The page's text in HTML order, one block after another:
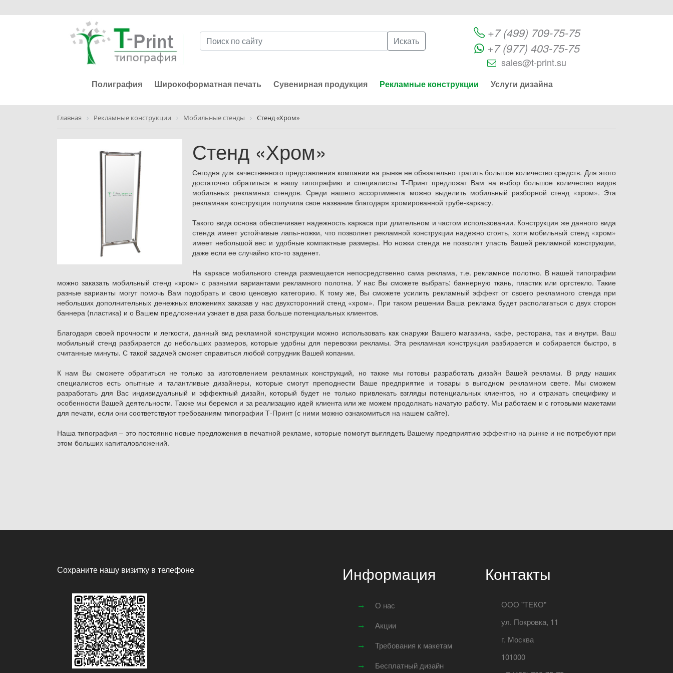
Искать
+7 (499) 709-75-75
+7 (977) 403-75-75
sales@t-print.su
Полиграфия Широкоформатная печать Сувенирная продукция Рекламные конструкции Услуги дизайна
Главная Рекламные конструкции Мобильные стенды Стенд «Хром»
Стенд «Хром»
Сегодня для качественного представления компании на рынке не обязательно тратить большое количество средств. Для этого
достаточно обратиться в нашу типографию и специалисты Т-Принт предложат Вам на выбор большое количество видов
мобильных рекламных стендов. Среди нашего ассортимента можно выделить мобильный разборной стенд «хром». Эта
рекламная конструкция получила свое название благодаря хромированной трубе-каркасу.
Такого вида основа обеспечивает надежность каркаса при длительном и частом использовании. Конструкция же данного вида
стенда имеет устойчивые лапы-ножки, что позволяет рекламной конструкции надежно стоять, хотя мобильный стенд «хром»
имеет небольшой вес и удобные компактные размеры. Но ножки стенда не позволят упасть Вашей рекламной конструкции,
даже если ее случайно кто-то заденет.
На каркасе мобильного стенда размещается непосредственно сама реклама, т.е. рекламное полотно. В нашей типографии
можно заказать мобильный стенд «хром» с разными вариантами рекламного полотна. У нас Вы сможете выбрать: баннерную ткань, пластик или оргстекло. Такие
разные варианты могут помочь Вам подобрать и свою ценовую категорию. К тому же, Вы сможете усилить рекламный эффект от своего рекламного стенда при
небольших дополнительных денежных вложениях заказав у нас двухсторонний стенд «хром». При таком решении Ваша реклама будет располагаться с двух сторон
баннера (пластика) и о Вашем предложении узнает в два раза больше потенциальных клиентов.
Благодаря своей прочности и легкости, данный вид рекламной конструкции можно использовать как снаружи Вашего магазина, кафе, ресторана, так и внутри. Ваш
мобильный стенд разбирается до небольших размеров, которые удобны для перевозки рекламы. Эта рекламная конструкция разбирается и собирается быстро, в
считанные минуты. С такой задачей сможет справиться любой сотрудник Вашей копании.
К нам Вы сможете обратиться не только за изготовлением рекламных конструкций, но также мы готовы разработать дизайн Вашей рекламы. В ряду наших
специалистов есть опытные и талантливые дизайнеры, которые смогут преподнести Ваше предприятие и товары в выгодном рекламном свете. Мы сможем
разработать для Вас индивидуальный и эффектный дизайн, который будет не только привлекать взгляды потенциальных клиентов, но и отражать специфику и
особенности Вашей деятельности. Также мы беремся и за реализацию идей клиента или же можем продолжать начатую работу. Мы работаем и с готовыми макетами
для печати, если они соответствуют требованиям типографии Т-Принт (с ними можно ознакомиться на нашем сайте).
Наша типография – это постоянно новые предложения в печатной рекламе, которые помогут выглядеть Вашему предприятию эффектно на рынке и не потребуют при
этом больших капиталовложений.
Сохраните нашу визитку в телефоне Информация
О нас
Акции
Требования к макетам
Бесплатный дизайн
Контакты
ООО "ТЕКО"
ул. Покровка, 11
г. Москва
101000